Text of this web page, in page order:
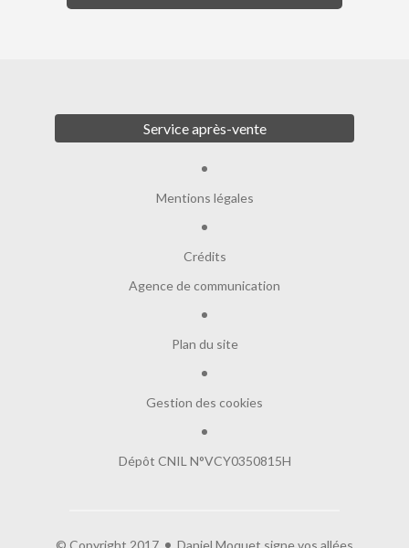
Service après-vente
Mentions légales
Crédits
Agence de communication
Plan du site
Gestion des cookies
Dépôt CNIL N°VCY0350815H
les Cookies !